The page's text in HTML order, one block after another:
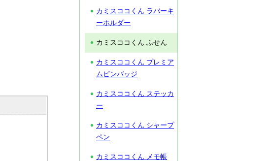
カミスココくん ラバーキ
ーホルダー
カミスココくん ふせん
カミスココくん プレミア
ムピンバッジ
カミスココくん ステッカ
ー
カミスココくん シャープ
ペン
カミスココくん メモ帳